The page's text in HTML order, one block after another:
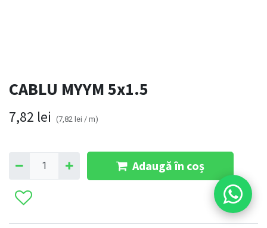
CABLU MYYM 5x1.5
7,82 lei (7,82 lei / m)
Adaugă în coș